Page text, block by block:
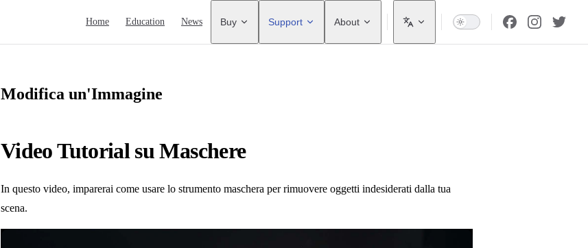
Home Education News Buy Support About
Modifica un'Immagine
Video Tutorial su Maschere
In questo video, imparerai come usare lo strumento maschera per rimuovere oggetti indesiderati dalla tua
scena.